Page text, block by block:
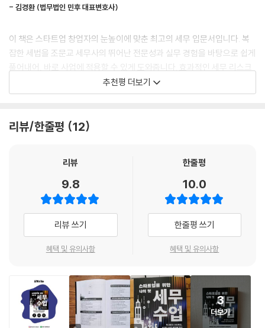
게 떠벌리기도 한다. 하지만 세무는 결국 회사 신뢰의 문제다. 이런 말을 하
는 회사가 커지면서 브랜드나 이미지에도 큰 타격을 줄 수 있다. 따라서 사
업 초기부터 세법 규정을 성실하게 준수하려는 대표의 마음자세가 필요하
다. 한편, 세무를 잘 관리해주는 전문가를 만나야 한다. 대표는 세무 전문가
는 아니다. 세법은 복잡하고 법 개정도 매년 이루어진다. 따라서 세무 리스
크를 최소화하기 위해 반드시 세무 전문가에게 의뢰할 필요가 있다. 그런
할까? 결론적으로, 내가 운영하는 스타트업의 업종과 특성을 잘 이해하고
전문성이 높은 세무사, 다양한 세무 문제를 잘 해결해주는 세무사를 찾을
창업을 준비 중인 분들과 상담하면 이런 질문을 가장 많이 받는다. 이 책을
읽는 독자들 중에서 이미 스타트업을 경영하는 사람도 있지만 스타트업을
준비하는 사람도 있을 것이다. 사업을 시작할 때 가장 먼저 고민할 것이 바
로 개인사업자로 시작할지, 법인사업자로 시작할지 여부다. 주위 스타트업
을 보면 법인사업자 비중이 높지만, 개인사업자인 경우도 있다. 그렇다면
게 맞는 형태를 선택하기 위해서는 우선 법인사업자와 개인사업자의 차이
점을 이해할 필요가 있다. 개념상으로는 사업을 하는 주체가 누구인지에
따라 법인사업자와 개인사업자로 나뉜다. 개인사업자는 개인이 주체가 되
고, 법인사업자는 법인이 주체가 되는 것이다. 법인은 상법상 절차에 따라
- 김경환 (법무법인 민후 대표변호사)
이 책은 스타트업 창업자의 눈높이에 맞춘 최고의 세무 입문서입니다. 복
잡한 세법을 조문교 세무사의 뛰어난 전문성과 실무 경험을 바탕으로 쉽게
풀어내어, 바로 사업에 적용할 수 있게 도와줍니다. 효과적인 세무 리스크
관리는 물론이고, 무엇보다 중요한 성공적인 투자 유치를 위해 투자자의
신뢰도까지 높이는 스마트한 전략이 담겨 있습니다. 회사에 별도 세무팀이
기업으로 성장할 스타트업 대표라면 반드시 읽어야 할 첫 번째 세무 책입
분명히 딱딱한 세무 지식을 전달하는데, 소설처럼 잘 읽히고 이해도 잘되
는 책입니다. 글을 쉽게 읽히게끔 쓰는 것은 어려운 일인데, 조문교 세무사
님께서 오랜 기간 일하면서 쌓은 전문적인 지식의 깊이 때문이라고 생각합
니다. 쉽게 이해되는 책을 써주셔서 감사한 마음입니다.
- 김우철 (연세대학교 공과대학 기계공학부 교수, 주식회사 바이오히트 대표이사)
스타트업은 혁신을 통해 세상을 바꾸는 여정인 동시에, 냉혹한 숫자의 세
계에서 가치를 증명하고 수익을 창출해야 하는 과정이기도 합니다. 이 책
은 세무가 비용 절감을 넘어 어떻게 생존과 성장의 핵심 무기가 되는지 제
시하며, 투자자들이 어떤 숫자에 주목하고 어떤 재무적 신뢰를 원하는지에
추천평 더보기
리뷰/한줄평 12
리뷰
9.8
리뷰 쓰기
혜택 및 유의사항
한줄평
10.0
한줄평 쓰기
혜택 및 유의사항
3
더보기